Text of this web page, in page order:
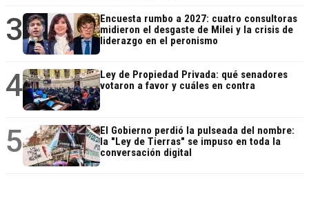
3
Encuesta rumbo a 2027: cuatro consultoras
midieron el desgaste de Milei y la crisis de
liderazgo en el peronismo
4
Ley de Propiedad Privada: qué senadores
votaron a favor y cuáles en contra
5
El Gobierno perdió la pulseada del nombre:
la "Ley de Tierras" se impuso en toda la
conversación digital